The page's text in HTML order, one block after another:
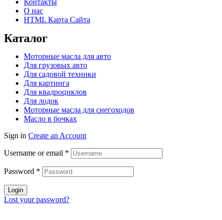
О нас
HTML Карта Сайта
Каталог
Моторные масла для авто
Для грузовых авто
Для садовой техники
Для картинга
Для квадроциклов
Для лодок
Моторные масла для снегоходов
Масло в бочках
Sign in Create an Account
Username or email *
Password *
Login
Lost your password?